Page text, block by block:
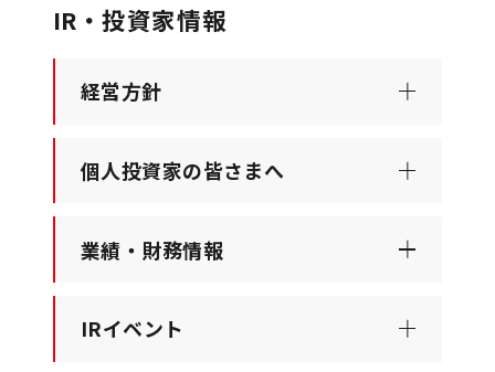
IR・投資家情報
経営方針
個人投資家の皆さまへ
業績・財務情報
IRイベント